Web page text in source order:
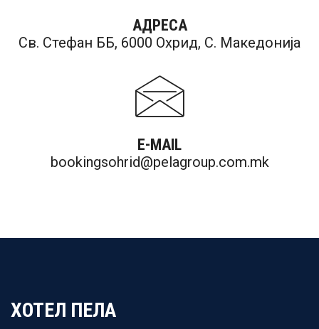
АДРЕСА
Св. Стефан ББ, 6000 Охрид, С. Македонија
E-MAIL
bookingsohrid@pelagroup.com.mk
ХОТЕЛ ПЕЛА